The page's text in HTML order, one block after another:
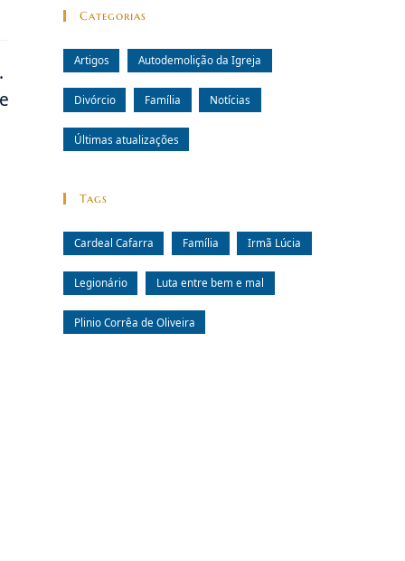
Categorias
Artigos Autodemolição da Igreja
Divórcio Família Notícias
Últimas atualizações
Tags
Cardeal Cafarra Família Irmã Lúcia
Legionário Luta entre bem e mal
Plinio Corrêa de Oliveira